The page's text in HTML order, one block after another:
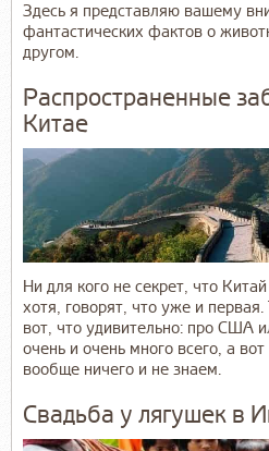
Здесь я представляю вашему
фантастических фактов о
другом.
Распространенные
Китае
Ни для кого не секрет, что
хотя, говорят, что уже и
вот, что удивительно: про США
очень и очень много всего, а
вообще ничего и не знаем.
Свадьба у лягушек в